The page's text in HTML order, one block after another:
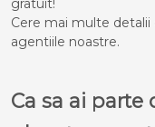
gratuit!
Cere mai multe
agentiile noastre.
Ca sa ai parte